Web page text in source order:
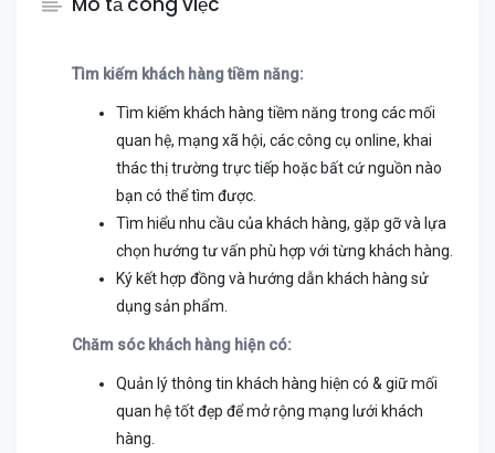
Tìm kiếm khách hàng tiềm năng:
Tìm kiếm khách hàng tiềm năng trong các mối
quan hệ, mạng xã hội, các công cụ online, khai
thác thị trường trực tiếp hoặc bất cứ nguồn nào
bạn có thể tìm được.
Tìm hiểu nhu cầu của khách hàng, gặp gỡ và lựa
chọn hướng tư vấn phù hợp với từng khách hàng.
Ký kết hợp đồng và hướng dẫn khách hàng sử
dụng sản phẩm.
Chăm sóc khách hàng hiện có:
Quản lý thông tin khách hàng hiện có & giữ mối
quan hệ tốt đẹp để mở rộng mạng lưới khách
hàng.